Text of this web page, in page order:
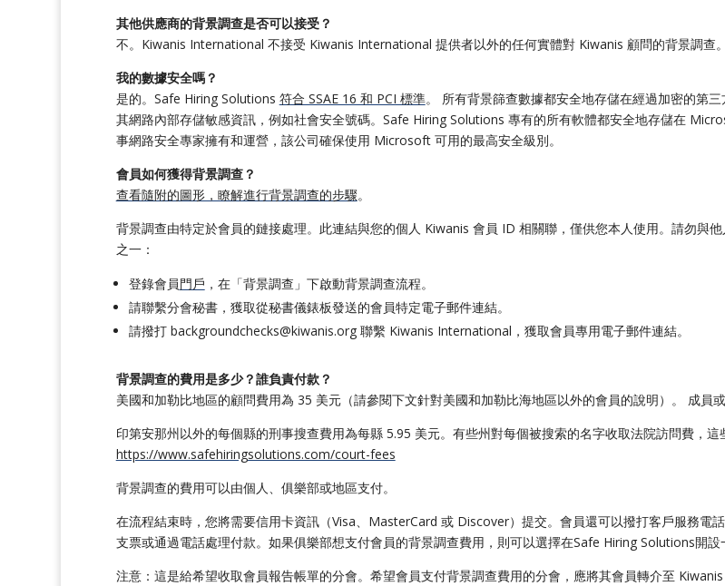
其他供應商的背景調查是否可以接受？
不。Kiwanis International 不接受 Kiwanis International 提供者以外的任何實體對 Kiwanis 顧問的背景調查。
我的數據安全嗎？
是的。Safe Hiring Solutions 符合 SSAE 16 和 PCI 標準。
所有背景篩查數據都安全地存儲在經過加密的第
其網路內部存儲敏感資訊，例如社會安全號碼。Safe Hiring Solutions 專有的所有軟體都安全地存儲在
事網路安全專家擁有和運營，該公司確保使用 Microsoft 可用的最高安全級別。
會員如何獲得背景調查？
查看隨附的圖形，瞭解進行背景調查的步驟。
背景調查由特定於會員的鏈接處理。此連結與您的個人 Kiwanis 會員 ID 相關聯，僅供您本人使用。請勿與
之一：
登錄會員門戶 ，在「背景調查」下啟動背景調查流程。
請聯繫分會秘書，獲取從秘書儀錶板發送的會員特定電子郵件連結。
請撥打 backgroundchecks@kiwanis.org聯繫 Kiwanis International ， 獲取會員專用電子郵件連結。
背景調查的費用是多少？誰負責付款？
美國和加勒比地區的顧問費用為 35 美元（請參閱下文針對美國和加勒比海地區以外的會員的說明）。
成員
印第安那州以外的每個縣的刑事搜查費用為每縣 5.95 美元。有些州對每個被搜索的名字收取法院訪問費，
https://www.safehiringsolutions.com/court-fees
背景調查的費用可以由個人、俱樂部或地區支付。
在流程結束時，您將需要信用卡資訊（Visa、MasterCard 或 Discover）提交。會員還可以撥打客戶服務
支票或通過電話處理付款。如果俱樂部想支付會員的背景調查費用，則可以選擇在Safe Hiring Solutions開
注意：這是給希望收取會員報告帳單的分會。希望會員支付背景調查費用的分會，應將其會員轉介至